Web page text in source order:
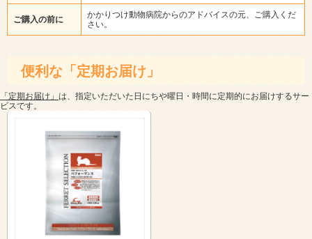
ご購入の前に
かかりつけ動物病院からのアドバイスの元、ご購入くだ
さい。
便利な「定期お届け」
「定期お届け」 は、指定いただいた日にちや曜日・時間に定期的にお届けするサー
ビスです。